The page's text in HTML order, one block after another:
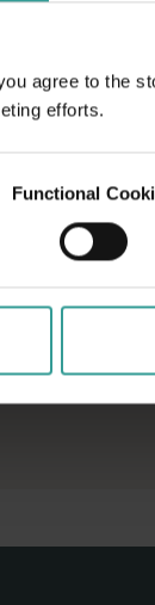
agree to the
efforts.
Functional
und
Natur-
machen